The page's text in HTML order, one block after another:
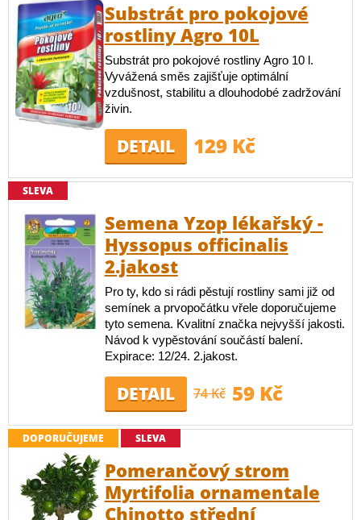
Substrát pro pokojové
rostliny Agro 10L
Substrát pro pokojové rostliny Agro 10 l.
Vyvážená směs zajišťuje optimální
vzdušnost, stabilitu a dlouhodobé zadržování
živin.
DETAIL 129 Kč
SLEVA
Semena Yzop lékařský -
Hyssopus officinalis
2.jakost
Pro ty, kdo si rádi pěstují rostliny sami již od
semínek a prvopočátku vřele doporučujeme
tyto semena. Kvalitní značka nejvyšší jakosti.
Návod k vypěstování součástí balení.
Expirace: 12/24. 2.jakost.
DETAIL 74 Kč 59 Kč
DOPORUČUJEME SLEVA
Pomerančový strom
Myrtifolia ornamentale
Chinotto střední